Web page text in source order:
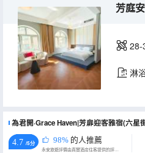
28-
淋
為君開·Grace Haven|芳扉迎客雅宿(六星
4.7 /5分 98% 的人推薦
永安旅遊評價由真實酒店住客提供的評價。